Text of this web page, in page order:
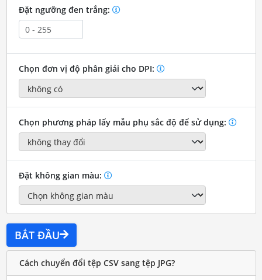
Đặt ngưỡng đen trắng:
Chọn đơn vị độ phân giải cho DPI:
Chọn phương pháp lấy mẫu phụ sắc độ để sử dụng:
Đặt không gian màu:
BẮT ĐẦU
Cách chuyển đổi tệp CSV sang tệp JPG?